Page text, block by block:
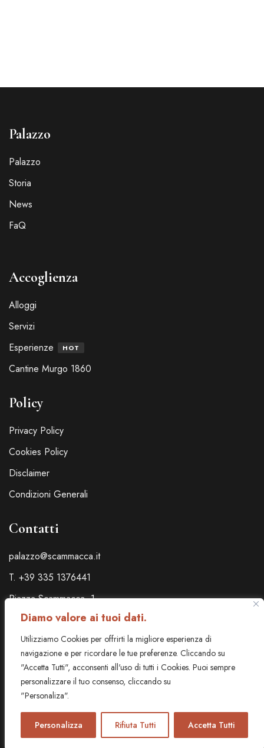
Diamo valore ai tuoi dati.
Utilizziamo Cookies per offrirti la migliore esperienza di
navigazione e per ricordare le tue preferenze. Cliccando su
"Accetta Tutti", acconsenti all'uso di tutti i Cookies. Puoi sempre
personalizzare il tuo consenso, cliccando su
"Personaliza".
Personalizza Rifiuta Tutti Accetta Tutti
Palazzo
Palazzo
Storia
News
FaQ
Accoglienza
Alloggi
Servizi
Esperienze
HOT
Cantine Murgo 1860
Policy
Privacy Policy
Cookies Policy
Disclaimer
Condizioni Generali
Contatti
palazzo@scammacca.it
T. +39 335 1376441
Piazza Scammacca, 1
Catania - Italia
19087015B442026 – CIN IT087015B4GPT9H7VT